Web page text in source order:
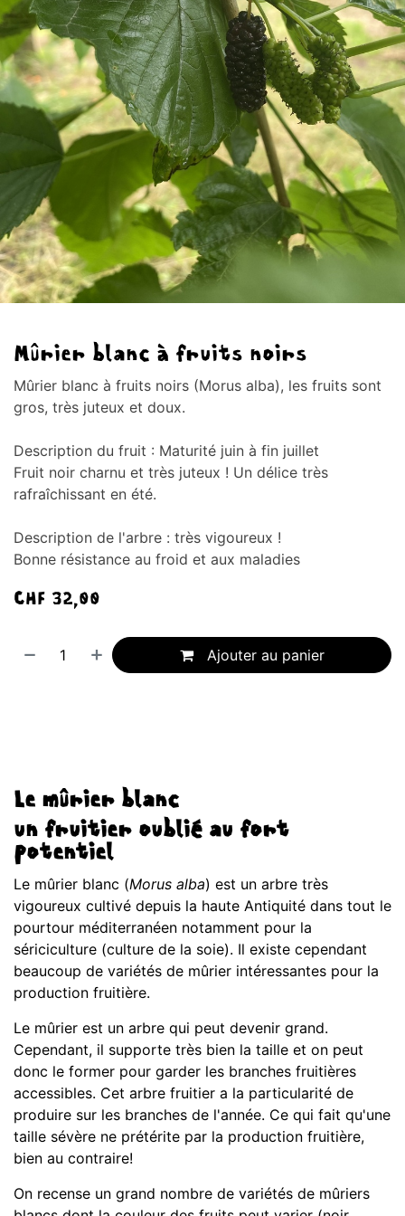
Mûrier blanc à fruits noirs
Mûrier blanc à fruits noirs (Morus alba), les fruits sont
gros, très juteux et doux.
Description du fruit : Maturité juin à fin juillet
Fruit noir charnu et très juteux ! Un délice très
rafraîchissant en été.
Description de l'arbre : très vigoureux !
Bonne résistance au froid et aux maladies
CHF 32,00
Ajouter au panier
Le mûrier blanc
un fruitier oublié au fort
potentiel
Le mûrier blanc (Morus alba) est un arbre très
vigoureux cultivé depuis la haute Antiquité dans tout le
pourtour méditerranéen notamment pour la
sériciculture (culture de la soie). Il existe cependant
beaucoup de variétés de mûrier intéressantes pour la
production fruitière.
Le mûrier est un arbre qui peut devenir grand.
Cependant, il supporte très bien la taille et on peut
donc le former pour garder les branches fruitières
accessibles. Cet arbre fruitier a la particularité de
produire sur les branches de l'année. Ce qui fait qu'une
taille sévère ne prétérite par la production fruitière,
bien au contraire!
On recense un grand nombre de variétés de mûriers